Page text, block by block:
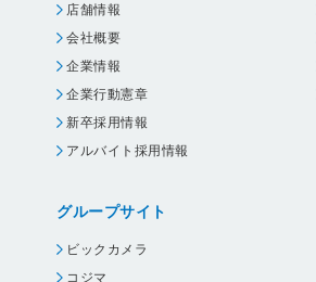
店舗情報
会社概要
企業情報
企業行動憲章
新卒採用情報
アルバイト採用情報
グループサイト
ビックカメラ
コジマ